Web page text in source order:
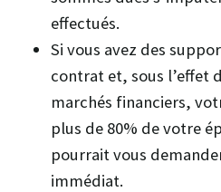
effectués.
Si vous avez des
contrat et, sous l’effet
marchés financiers,
plus de 80% de votre
pourrait vous
immédiat.